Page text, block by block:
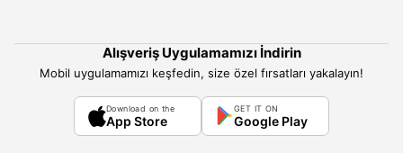
Alışveriş Uygulamamızı İndirin
Mobil uygulamamızı keşfedin, size özel fırsatları yakalayın!
Download on the
App Store
GET IT ON
Google Play